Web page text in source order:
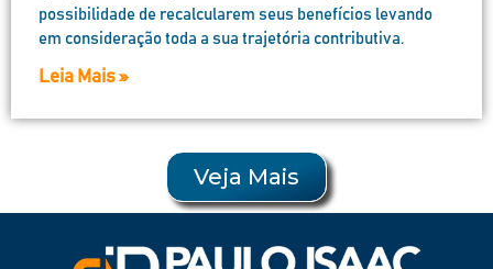
possibilidade de recalcularem seus benefícios levando
em consideração toda a sua trajetória contributiva.
Leia Mais »
Veja Mais